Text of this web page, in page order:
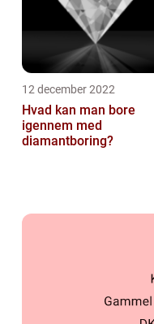
12 december 2022
Hvad kan man bore
igennem med
diamantboring?